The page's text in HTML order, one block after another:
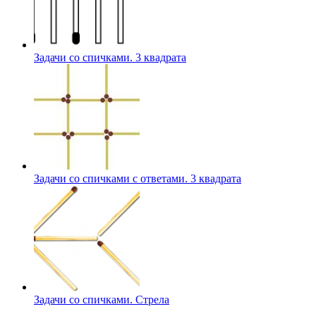
Задачи со спичками. 3 квадрата
Задачи со спичками с ответами. 3 квадрата
Задачи со спичками. Стрела